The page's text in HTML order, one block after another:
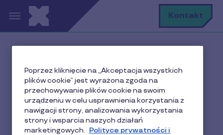
Przejdź do treści Kontakt
Baza wiedzy o
motywowaniu i
nagradzaniu w
biznesie
Poprzez kliknięcie na „Akceptacja wszystkich
plików cookie” jest wyrażona zgoda na
przechowywanie plików cookie na swoim
urządzeniu w celu usprawnienia korzystania z
nawigacji strony, analizowania wykorzystania
strony i wsparcia naszych działań
marketingowych. Polityce prywatności i